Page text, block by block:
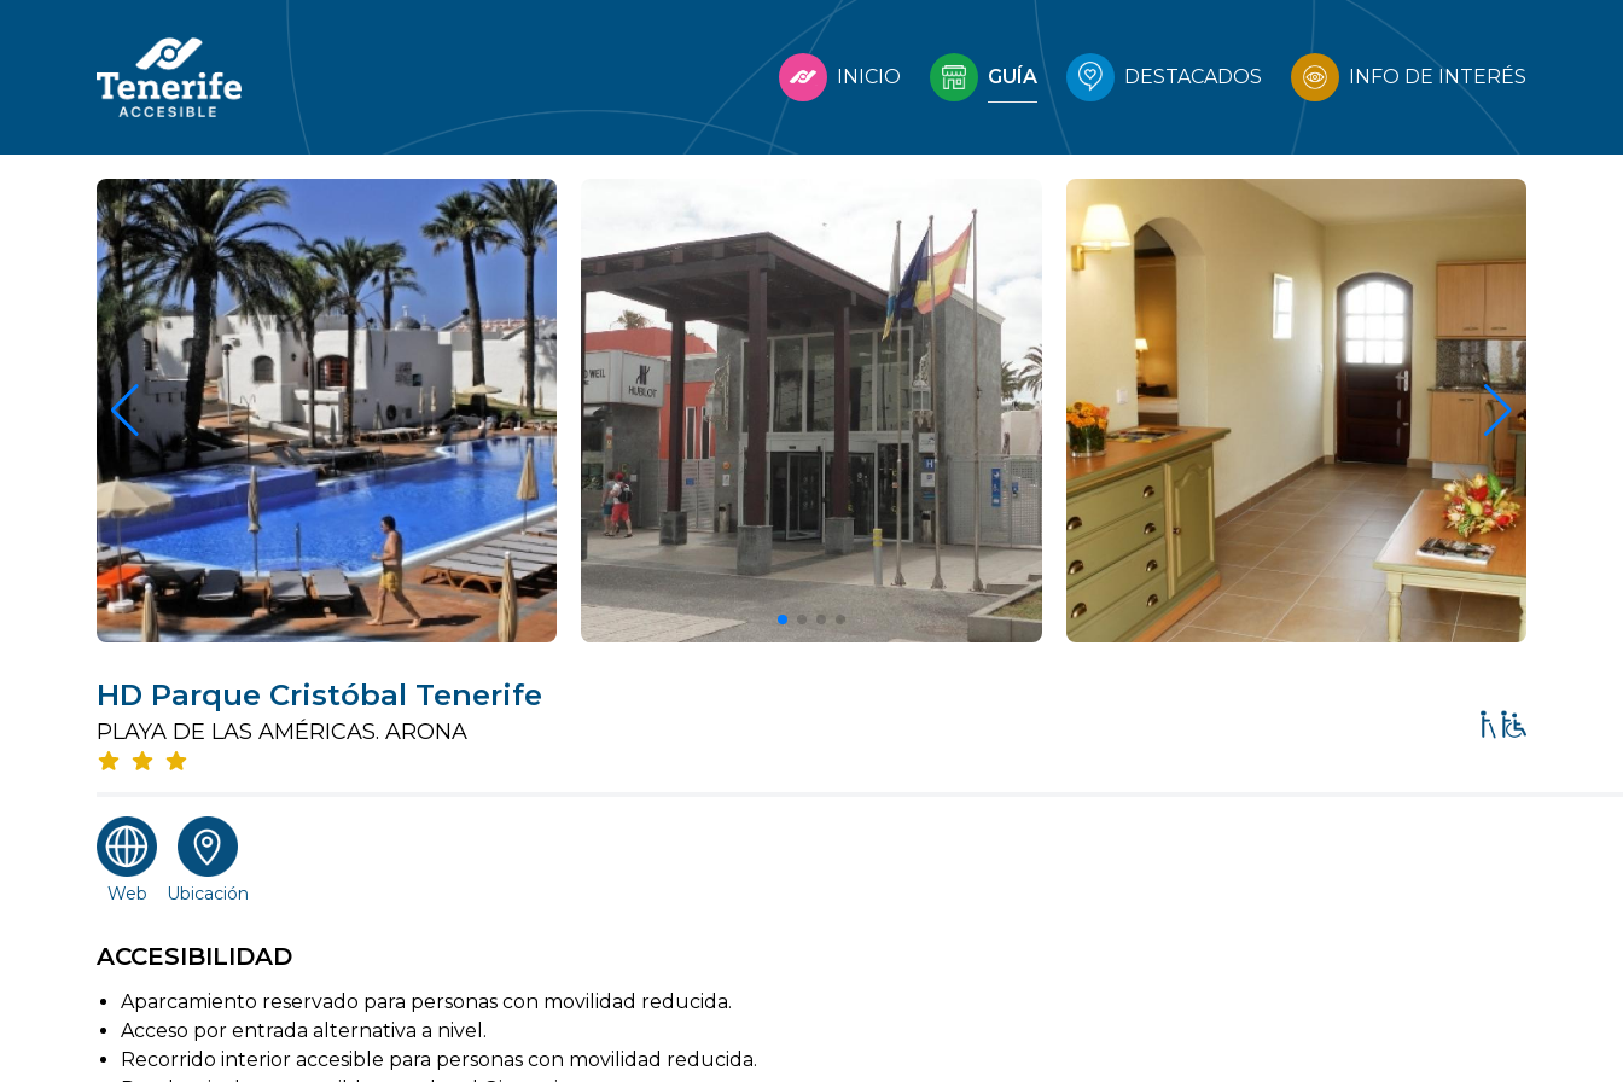
INICIO GUÍA DESTACADOS INFO DE INTERÉS
HD Parque Cristóbal Tenerife
PLAYA DE LAS AMÉRICAS. ARONA
Web Ubicación
ACCESIBILIDAD
Aparcamiento reservado para personas con movilidad reducida.
Acceso por entrada alternativa a nivel.
Recorrido interior accesible para personas con movilidad reducida.